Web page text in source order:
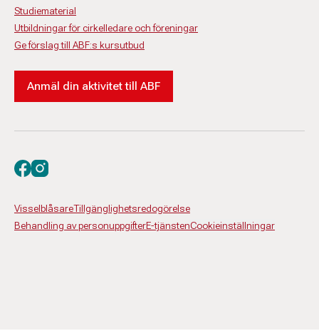
Studiematerial
Utbildningar för cirkelledare och föreningar
Ge förslag till ABF:s kursutbud
Anmäl din aktivitet till ABF
VisselblåsareTillgänglighetsredogörelse
Behandling av personuppgifterE-tjänstenCookieinställningar
Besök oss på facebook
Besök oss på instagram